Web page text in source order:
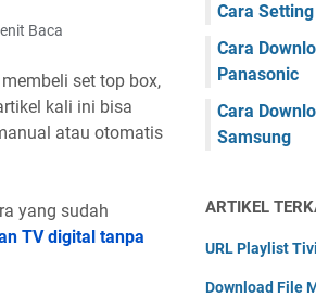
Baca
set top box,
kali ini bisa
atau otomatis
yang sudah
TV digital tanpa
Cara
Cara
Panasonic
Cara
Samsung
ARTIKEL
URL Playlist
Download File